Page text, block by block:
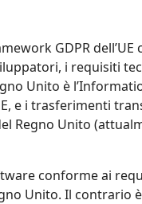
GDPR dell’UE
i requisiti
Unito è
e i trasferimenti
Regno Unito
conforme ai
Unito. Il contrario